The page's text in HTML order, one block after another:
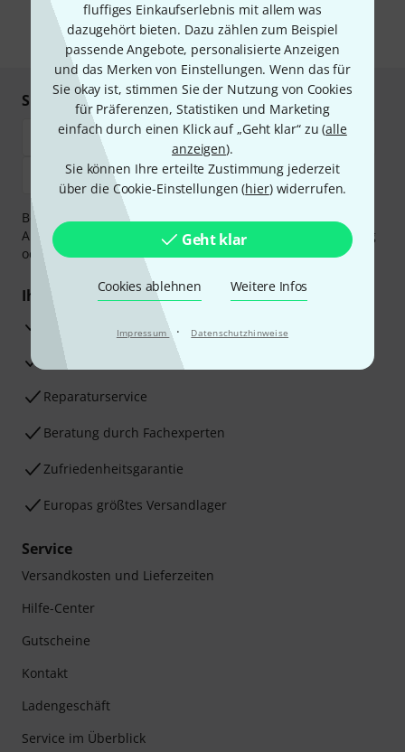
fluffiges Einkaufserlebnis mit allem was
dazugehört bieten. Dazu zählen zum Beispiel
passende Angebote, personalisierte Anzeigen
und das Merken von Einstellungen. Wenn das für
Sie okay ist, stimmen Sie der Nutzung von Cookies
für Präferenzen, Statistiken und Marketing
einfach durch einen Klick auf „Geht klar“ zu (alle
anzeigen).
Sie können Ihre erteilte Zustimmung jederzeit
über die Cookie-Einstellungen (hier) widerrufen.
Geht klar
Cookies ablehnen Weitere Infos
Impressum · Datenschutzhinweise
unserenDatenschutzhinweisen.
* Pflichtfeld
Sicher einkaufen & bezahlen
Bezahlen Sie vertraulich und sicher per Vorkasse, PayPal,
Amazon Pay,
Klarna Sofort bezahlen,
Klarna Ratenzahlung
oder Kreditkarte.
Ihre Vorteile
3 Jahre Thomann Garantie
30 Tage Money-Back-Garantie
Reparaturservice
Beratung durch Fachexperten
Zufriedenheitsgarantie
Europas größtes Versandlager
Service
Versandkosten und Lieferzeiten
Hilfe-Center
Gutscheine
Kontakt
Ladengeschäft
Service im Überblick